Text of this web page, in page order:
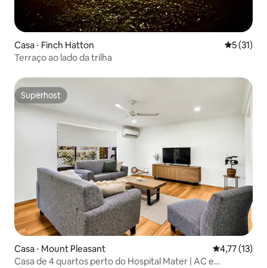
Casa ⋅ Finch Hatton 5 de uma
5 (31)
Terraço ao lado da trilha
Superhost
Superhost
Casa ⋅ Mount Pleasant 4,77 de uma
4,77 (13)
Casa de 4 quartos perto do Hospital Mater | AC e